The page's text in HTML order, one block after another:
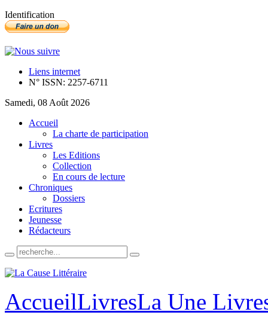
Identification
Liens internet
N° ISSN: 2257-6711
Samedi, 08 Août 2026
Accueil
La charte de participation
Livres
Les Editions
Collection
En cours de lecture
Chroniques
Dossiers
Ecritures
Jeunesse
Rédacteurs
AccueilLivresLa Une